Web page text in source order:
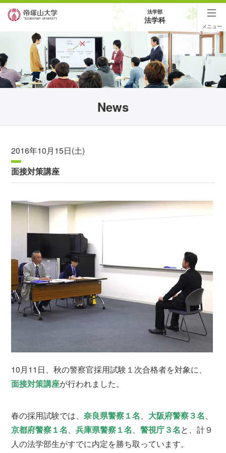
法学部
法学科
メニュー
News
2016年10月15日(土)
面接対策講座
10月11日、秋の警察官採用試験１次合格者を対象に、
面接対策講座が行われました。
春の採用試験では、奈良県警察１名、 大阪府警察３名、
京都府警察１名、兵庫県警察１名、警視庁３名と、計９
人の法学部生がすでに内定を勝ち取っています。